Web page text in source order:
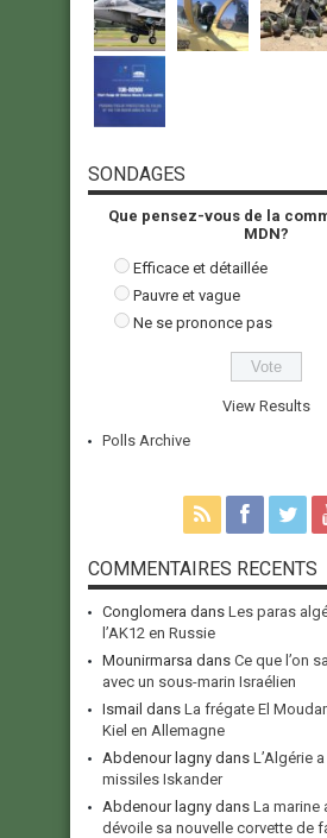
SONDAGES
Que pensez-vous de la
MDN?
Efficace et détaillée
Pauvre et vague
Ne se prononce pas
View Results
Polls Archive
COMMENTAIRES RECENTS
Conglomera dans Les paras
l’AK12 en Russie
Mounirmarsa dans Ce que l’on
avec un sous-marin Israélien
Ismail dans La frégate El
Kiel en Allemagne
Abdenour lagny dans L’Algérie
missiles Iskander
Abdenour lagny dans La marine
dévoile sa nouvelle corvette de